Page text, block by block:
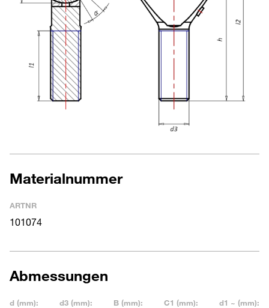
Materialnummer
ARTNR
101074
Abmessungen
d (mm): d3 (mm): B (mm): C1 (mm): d1 ~ (mm):